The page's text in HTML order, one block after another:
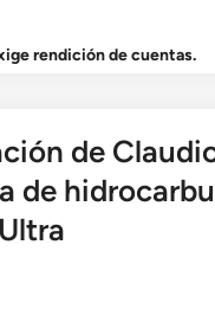
rendición de cuentas.
de
de